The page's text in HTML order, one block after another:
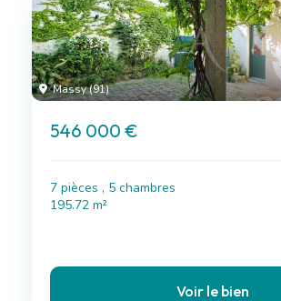
Massy (91)
546 000 €
7 pièces , 5 chambres
195.72 m²
Voir le bien